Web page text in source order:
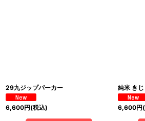
29九ジップパーカー
6,600円(税込)
純米 き
6,600円